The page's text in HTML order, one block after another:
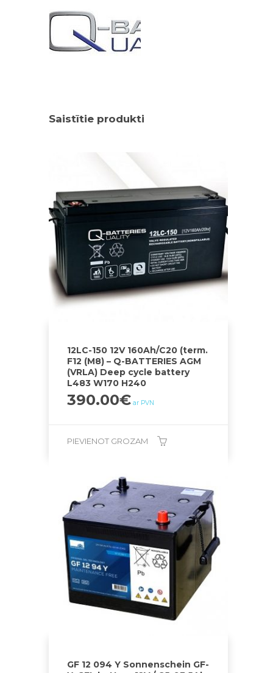
Saistītie produkti
12LC-150 12V 160Ah/C20 (term.
F12 (M8) – Q-BATTERIES AGM
(VRLA) Deep cycle battery
L483 W170 H240
390.00€ ar PVN
PIEVIENOT GROZAM
GF 12 094 Y Sonnenschein GF-